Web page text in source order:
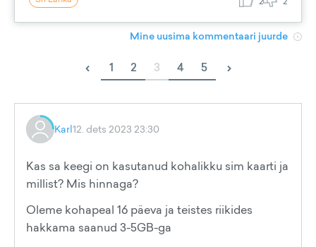
Mine uusima kommentaari juurde
‹ 1 2 3 4 5 ›
Karl12. dets 2023 23:30
Kas sa keegi on kasutanud kohalikku sim kaarti ja
millist? Mis hinnaga?
Oleme kohapeal 16 päeva ja teistes riikides
hakkama saanud 3-5GB-ga